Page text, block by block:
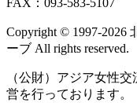
Copyright ©
ーブ All rights reserved.
（公財）アジア女性
営を行っております。